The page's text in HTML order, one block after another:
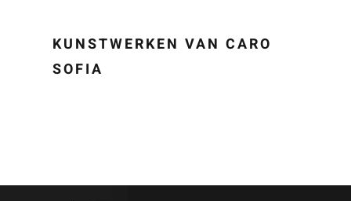
KUNSTWERKEN VAN CARO
SOFIA